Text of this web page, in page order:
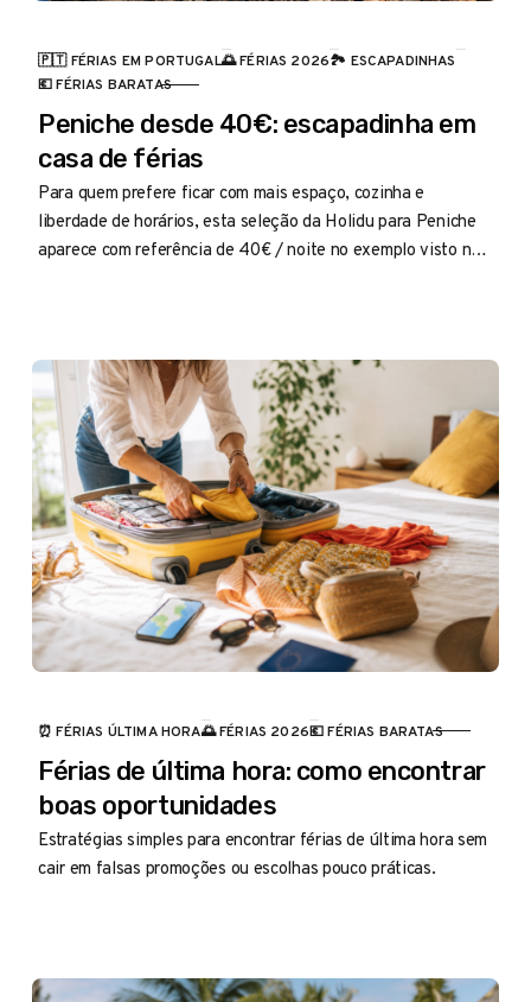
CATEGORIA
🇵🇹 FÉRIAS EM PORTUGAL🌅 FÉRIAS 2026🏞️ ESCAPADINHAS
💶 FÉRIAS BARATAS
Peniche desde 40€: escapadinha em
casa de férias
Para quem prefere ficar com mais espaço, cozinha e
liberdade de horários, esta seleção da Holidu para Peniche
aparece com referência de 40€ / noite no exemplo visto no
CATEGORIA
⏰ FÉRIAS ÚLTIMA HORA🌅 FÉRIAS 2026💶 FÉRIAS BARATAS
Férias de última hora: como encontrar
boas oportunidades
Estratégias simples para encontrar férias de última hora sem
cair em falsas promoções ou escolhas pouco práticas.